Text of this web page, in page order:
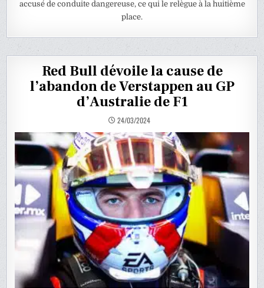
accusé de conduite dangereuse, ce qui le relègue à la huitième
place.
Red Bull dévoile la cause de
l’abandon de Verstappen au GP
d’Australie de F1
24/03/2024